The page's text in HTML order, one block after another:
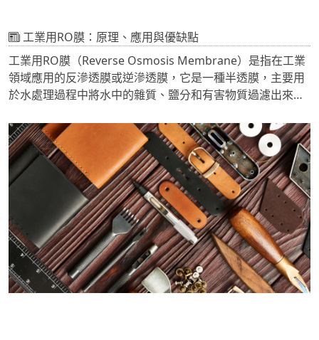
工業用RO膜：原理、應用與優缺點
工業用RO膜（Reverse Osmosis Membrane）是指在工業
領域應用的反滲透膜或逆滲透膜，它是一種半透膜，主要用
於水處理過程中將水中的雜質、鹽分和有害物質過濾出來，
溶液流向低濃度溶液，實現淨化水源的目的。工業用RO膜在
電子、食品和飲料、製藥、化學、石油化工、電力等行業的
水處理過程中有廣泛應用。